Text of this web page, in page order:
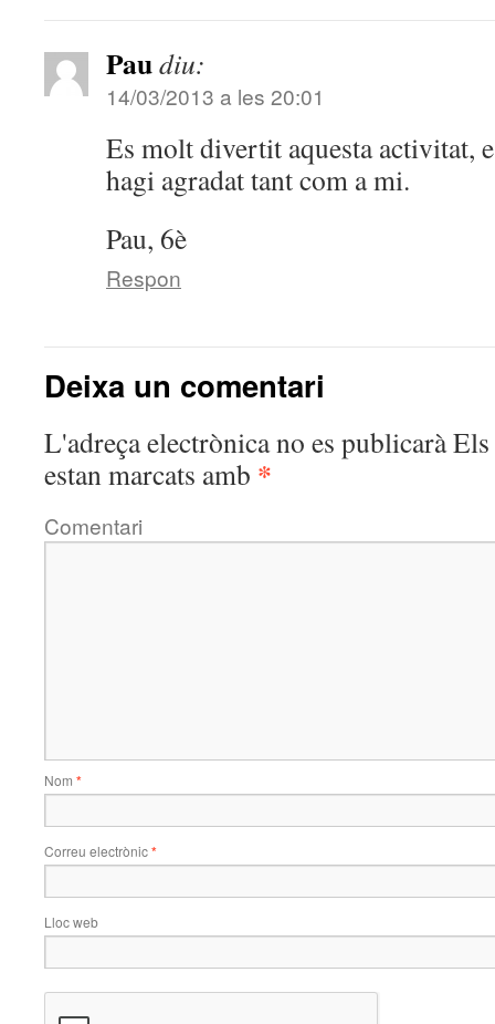
Paudiu:
14/03/2013 a les 20:01
Es molt divertit aquesta activitat,
hagi agradat tant com a mi.
Pau, 6è
Respon
Deixa un comentari
L'adreça electrònica no es publicaràEls
estan marcats amb *
Comentari
Nom *
Correu electrònic*
Lloc web